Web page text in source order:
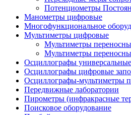
Потенциометры
Манометры цифровые
Многофункциональное
Мультиметры цифровые
Мультиметры
Мультиметры
Осциллографы универсальные
Осциллографы цифровые
Осциллографы-мультиметры
Передвижные лаборатории
Пирометры (инфракрасные
Поисковое оборудование